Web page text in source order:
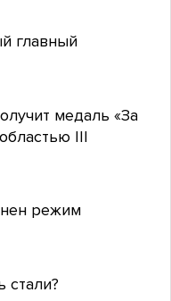
главный
медаль «За
III
режим
стали?